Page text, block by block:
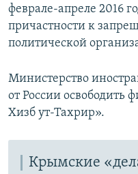
феврале-апреле 2016
причастности к
политической
Министерство
от России освободить
Хизб ут-Тахрир».
Крымские